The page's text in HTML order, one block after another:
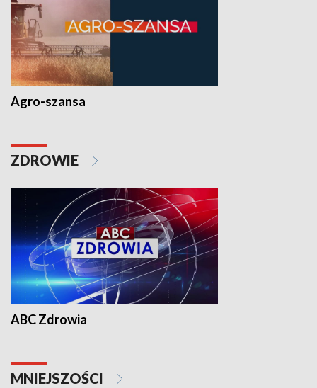
Agro-szansa
ZDROWIE
ABC Zdrowia
MNIEJSZOŚCI